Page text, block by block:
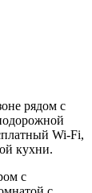
рядом с
Wi-Fi,
кухни.
с